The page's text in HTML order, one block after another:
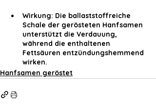
Wirkung: Die ballaststoffreiche
Schale der gerösteten Hanfsamen
unterstützt die Verdauung,
während die enthaltenen
Fettsäuren entzündungshemmend
wirken.
Hanfsamen geröstet